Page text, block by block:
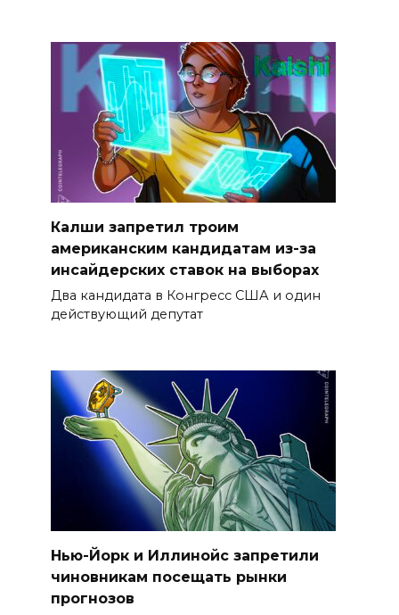
Калши запретил троим
американским кандидатам из-за
инсайдерских ставок на выборах
Два кандидата в Конгресс США и один
действующий депутат
Нью-Йорк и Иллинойс запретили
чиновникам посещать рынки
прогнозов